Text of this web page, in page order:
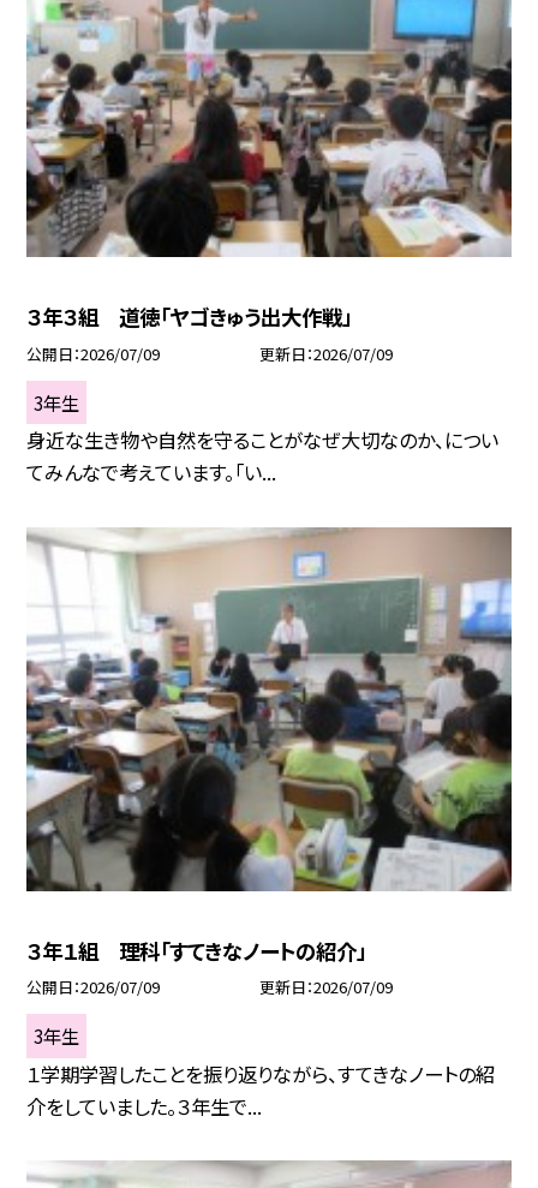
３年３組 道徳「ヤゴきゅう出大作戦」
公開日 2026/07/09 更新日 2026/07/09
3年生
身近な生き物や自然を守ることがなぜ大切なのか、につい
てみんなで考えています。「い...
３年１組 理科「すてきなノートの紹介」
公開日 2026/07/09 更新日 2026/07/09
3年生
１学期学習したことを振り返りながら、すてきなノートの紹
介をしていました。３年生で...